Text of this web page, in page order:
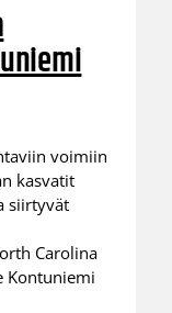
voimiin
kasvatit
siirtyvät
Carolina
Kontuniemi